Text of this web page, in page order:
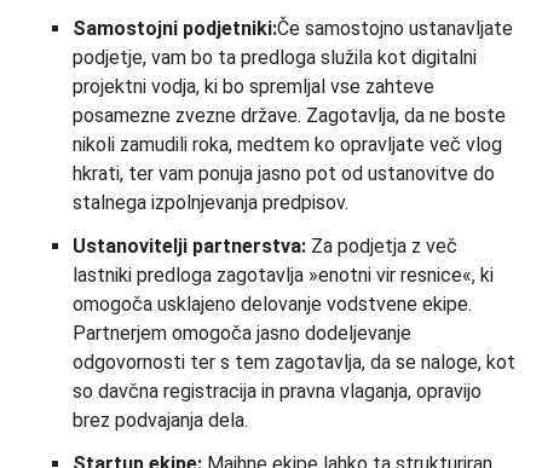
Samostojni podjetniki:Če samostojno ustanavljate
podjetje, vam bo ta predloga služila kot digitalni
projektni vodja, ki bo spremljal vse zahteve
posamezne zvezne države. Zagotavlja, da ne boste
nikoli zamudili roka, medtem ko opravljate več vlog
hkrati, ter vam ponuja jasno pot od ustanovitve do
stalnega izpolnjevanja predpisov.
Ustanovitelji partnerstva: Za podjetja z več
lastniki predloga zagotavlja »enotni vir resnice«, ki
omogoča usklajeno delovanje vodstvene ekipe.
Partnerjem omogoča jasno dodeljevanje
odgovornosti ter s tem zagotavlja, da se naloge, kot
so davčna registracija in pravna vlaganja, opravijo
brez podvajanja dela.